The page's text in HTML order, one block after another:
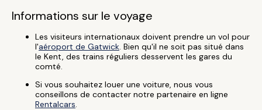
Informations sur le voyage
Les visiteurs internationaux doivent prendre un vol pour
l'aéroport de Gatwick. Bien qu'il ne soit pas situé dans
le Kent, des trains réguliers desservent les gares du
comté.
Si vous souhaitez louer une voiture, nous vous
conseillons de contacter notre partenaire en ligne
Rentalcars.